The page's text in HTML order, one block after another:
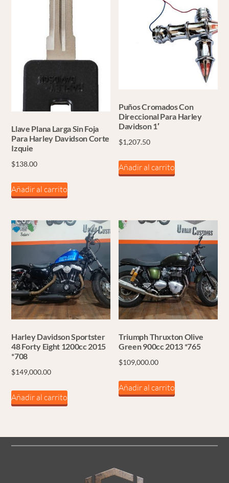
Llave Plana Larga Sin Foja
Para Harley Davidson Corte
Izquie
$138.00
Añadir al carrito
Puños Cromados Con
Direccional Para Harley
Davidson 1′
$1,207.50
Añadir al carrito
Harley Davidson Sportster
48 Forty Eight 1200cc 2015
*708
$149,000.00
Añadir al carrito
Triumph Thruxton Olive
Green 900cc 2013 *765
$109,000.00
Añadir al carrito